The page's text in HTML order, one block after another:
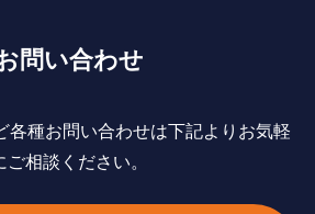
問い合わせ
各種お問い合わせは下記よりお気軽
ご相談ください。